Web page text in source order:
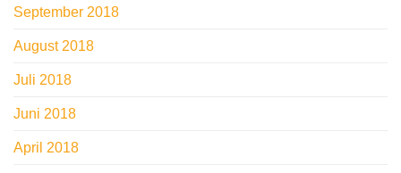
September 2018
August 2018
Juli 2018
Juni 2018
April 2018